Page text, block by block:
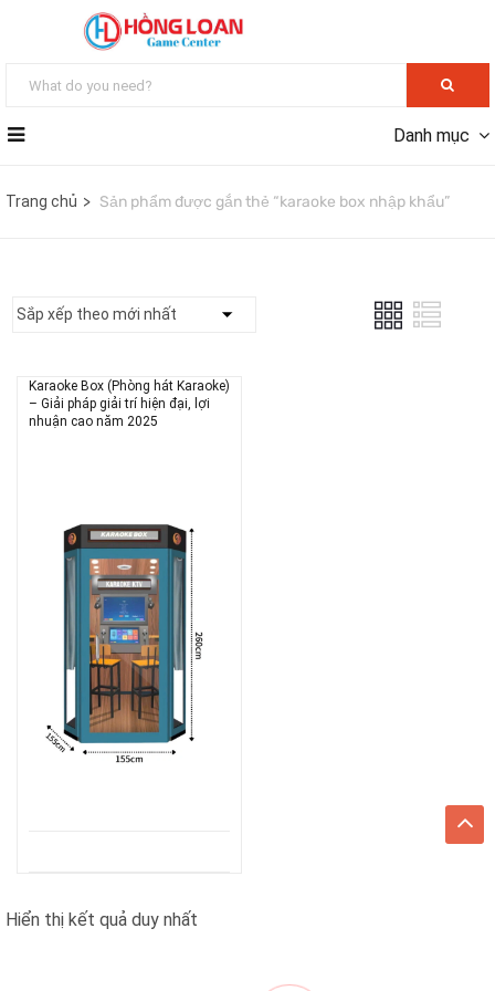
Danh mục
Trang chủ Sản phẩm được gắn thẻ “karaoke box nhập khẩu”
Karaoke Box (Phòng hát Karaoke)
– Giải pháp giải trí hiện đại, lợi
nhuận cao năm 2025
Hiển thị kết quả duy nhất